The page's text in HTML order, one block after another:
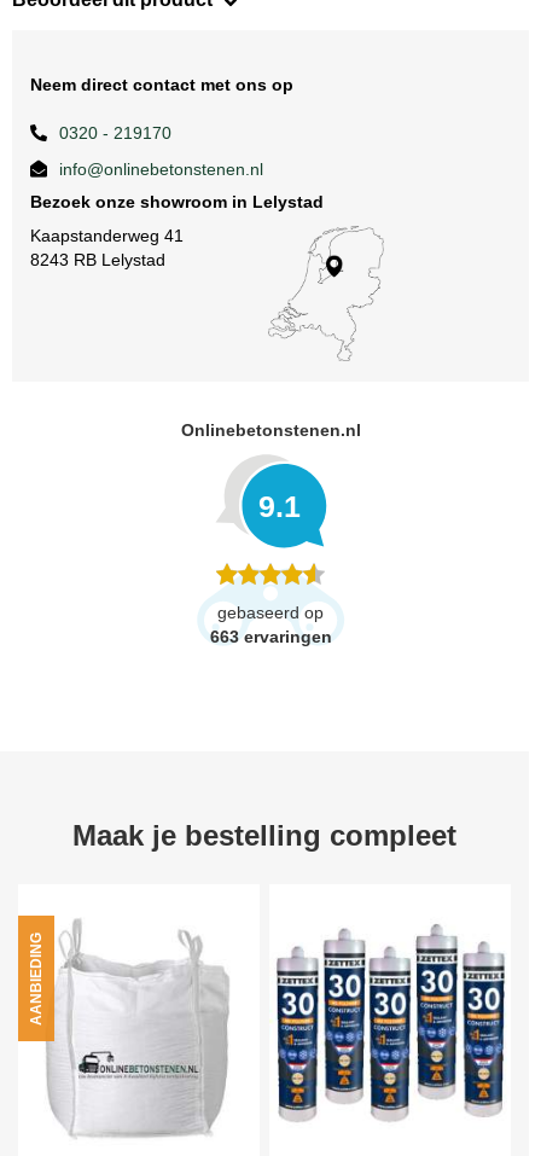
Neem direct contact met ons op
0320 - 219170
info@onlinebetonstenen.nl
Bezoek onze showroom in Lelystad
Kaapstanderweg 41
8243 RB Lelystad
Onlinebetonstenen.nl
9.1
gebaseerd op
663 ervaringen
Maak je bestelling compleet
AANBIEDING